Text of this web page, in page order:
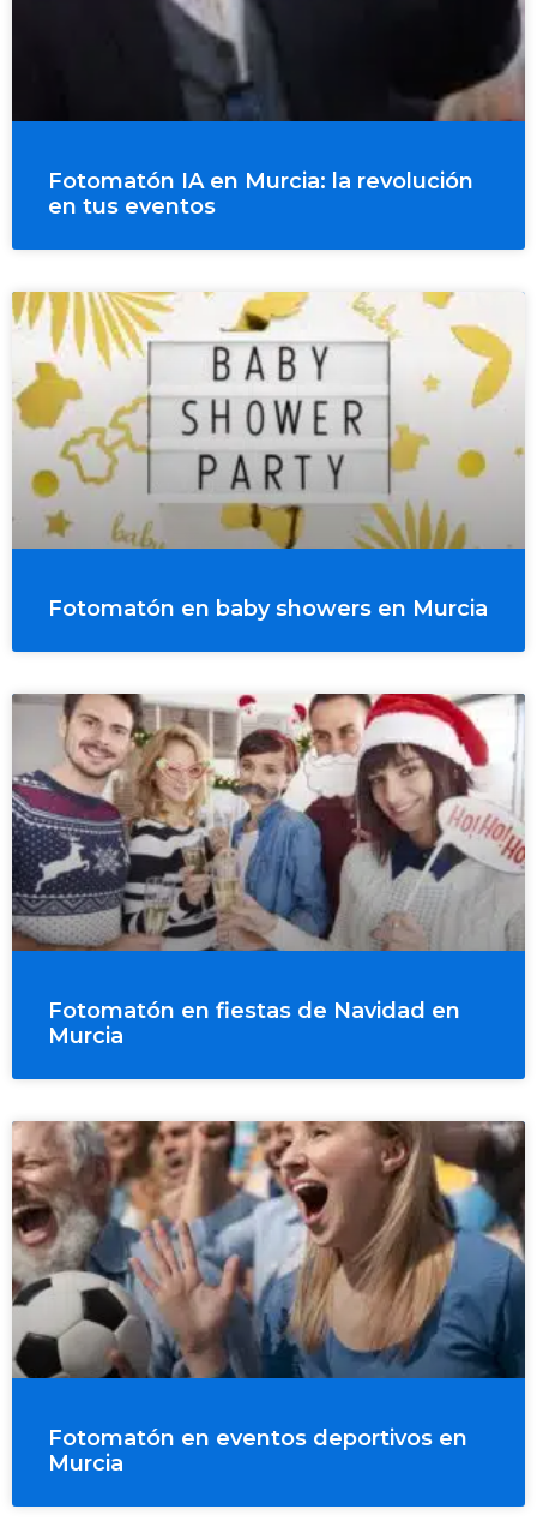
Fotomatón IA en Murcia: la revolución
en tus eventos
Fotomatón en baby showers en Murcia
Fotomatón en fiestas de Navidad en
Murcia
Fotomatón en eventos deportivos en
Murcia